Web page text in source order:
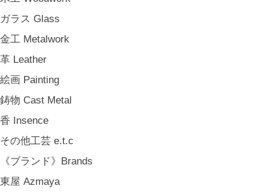
ガラス Glass
金工 Metalwork
革 Leather
絵画 Painting
鋳物 Cast Metal
香 Insence
その他工芸 e.t.c
《ブランド》Brands
東屋 Azmaya
大清水裕史 Hiroshi Ohizumi
Leathers by Kei Arabuna